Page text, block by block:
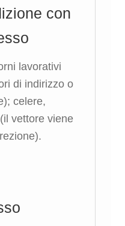
con
lavorativi
di indirizzo o
celere,
vettore viene